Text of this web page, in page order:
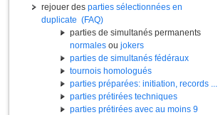
rejouer des parties sélectionnées en
duplicate (FAQ)
parties de simultanés permanents
normales ou jokers
parties de simultanés fédéraux
tournois homologués
parties préparées: initiation, records ...
parties prétirées techniques
parties prétirées avec au moins 9